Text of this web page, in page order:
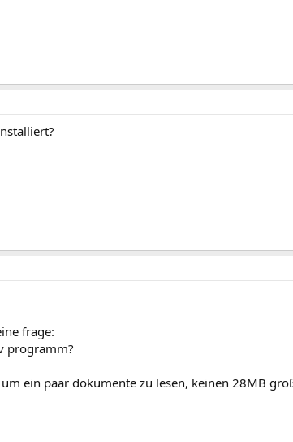
frage:
programm?
ein paar dokumente zu lesen, keinen 28MB